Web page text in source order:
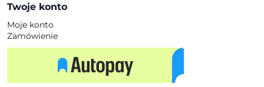
Twoje konto
Moje konto
Zamówienie